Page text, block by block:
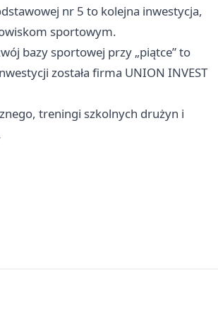
nr 5 to kolejna inwestycja,
sportowym.
bazy sportowej przy „piątce” to
została firma UNION INVEST
treningi szkolnych drużyn i